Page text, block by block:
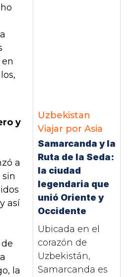
y
a
así
la
Uzbekistan
Viajar por Asia
Samarcanda y la
Ruta de la Seda:
la ciudad
legendaria que
unió Oriente y
Occidente
Ubicada en el
corazón de
Uzbekistán,
Samarcanda es